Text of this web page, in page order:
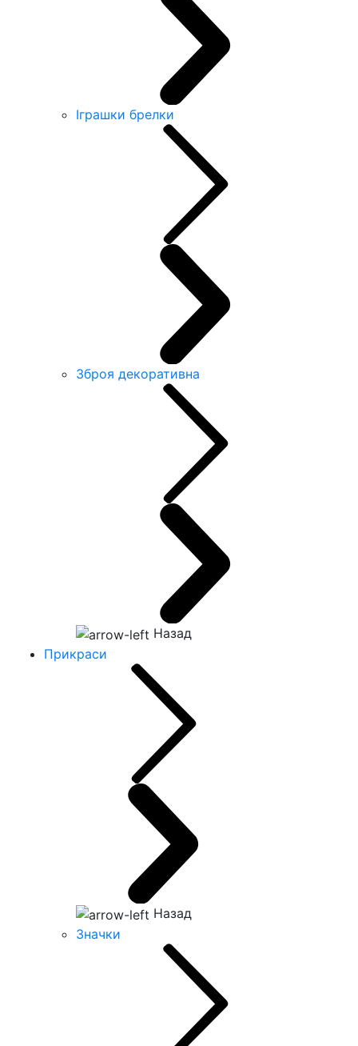
Іграшки брелки
Зброя декоративна
Назад
Прикраси
Назад
Значки